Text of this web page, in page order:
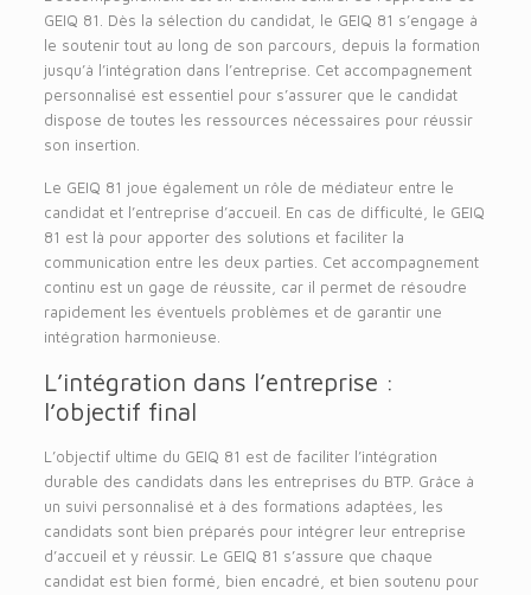
GEIQ 81. Dès la sélection du candidat, le GEIQ 81 s’engage à
le soutenir tout au long de son parcours, depuis la formation
jusqu’à l’intégration dans l’entreprise. Cet accompagnement
personnalisé est essentiel pour s’assurer que le candidat
dispose de toutes les ressources nécessaires pour réussir
son insertion.
Le GEIQ 81 joue également un rôle de médiateur entre le
candidat et l’entreprise d’accueil. En cas de difficulté, le GEIQ
81 est là pour apporter des solutions et faciliter la
communication entre les deux parties. Cet accompagnement
continu est un gage de réussite, car il permet de résoudre
rapidement les éventuels problèmes et de garantir une
intégration harmonieuse.
L’intégration dans l’entreprise :
l’objectif final
L’objectif ultime du GEIQ 81 est de faciliter l’intégration
durable des candidats dans les entreprises du BTP. Grâce à
un suivi personnalisé et à des formations adaptées, les
candidats sont bien préparés pour intégrer leur entreprise
d’accueil et y réussir. Le GEIQ 81 s’assure que chaque
candidat est bien formé, bien encadré, et bien soutenu pour